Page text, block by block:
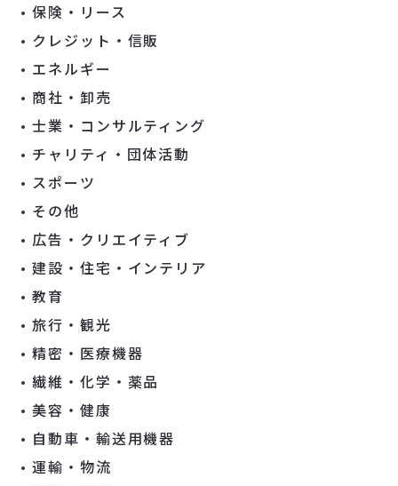
保険・リース
クレジット・信販
エネルギー
商社・卸売
士業・コンサルティング
チャリティ・団体活動
スポーツ
その他
広告・クリエイティブ
建設・住宅・インテリア
教育
旅行・観光
精密・医療機器
繊維・化学・薬品
美容・健康
自動車・輸送用機器
運輸・物流